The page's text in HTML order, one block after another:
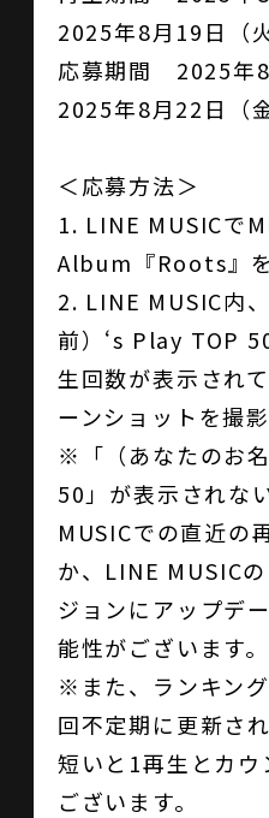
2025年8月19日（
応募期間 2025年
2025年8月22日（
＜応募方法＞
1. LINE MUSICで
Album『Roots』
2. LINE MUSIC内
前）‘s Play TOP
生回数が表示され
ーンショットを撮影
※「（あなたのお
50」が表示されな
MUSICでの直近の
か、LINE MUSIC
ジョンにアップデ
能性がございます。
※また、ランキン
回不定期に更新さ
短いと1再生とカ
ございます。